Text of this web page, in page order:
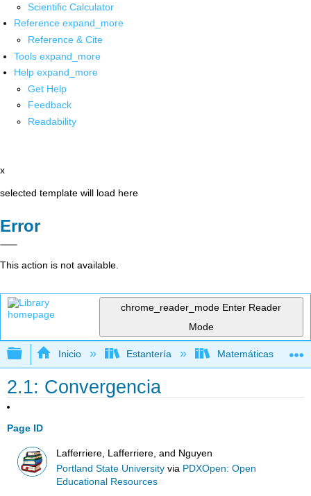
Scientific Calculator
Reference expand_more
Reference & Cite
Tools expand_more
Help expand_more
Get Help
Feedback
Readability
x
selected template will load here
Error
This action is not available.
chrome_reader_mode Enter Reader
Mode
Expandir/contraer jerarquía global
Inicio Estantería Matemáticas
2.1: Convergencia
Page ID
Lafferriere, Lafferriere, and Nguyen
Portland State University via PDXOpen: Open
Educational Resources